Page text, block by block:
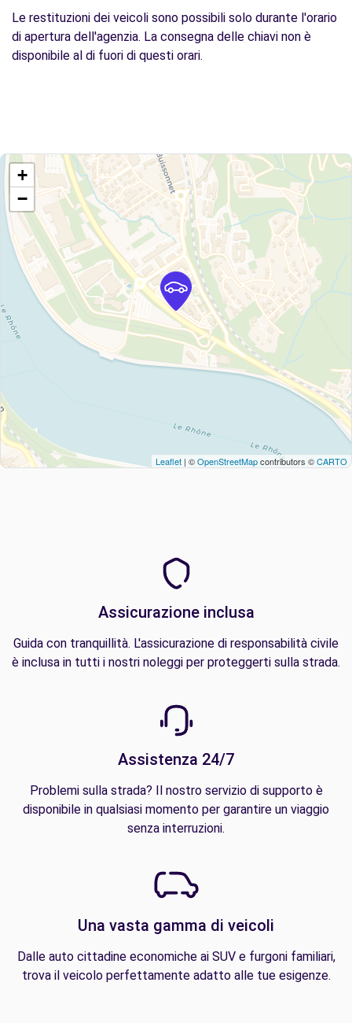
Le restituzioni dei veicoli sono possibili solo durante l'orario
di apertura dell'agenzia. La consegna delle chiavi non è
disponibile al di fuori di questi orari.
+
−
Leaflet | ©OpenStreetMapcontributors ©CARTO
Assicurazione inclusa
Guida con tranquillità. L'assicurazione di responsabilità civile
è inclusa in tutti i nostri noleggi per proteggerti sulla strada.
Assistenza 24/7
Problemi sulla strada? Il nostro servizio di supporto è
disponibile in qualsiasi momento per garantire un viaggio
senza interruzioni.
Una vasta gamma di veicoli
Dalle auto cittadine economiche ai SUV e furgoni familiari,
trova il veicolo perfettamente adatto alle tue esigenze.